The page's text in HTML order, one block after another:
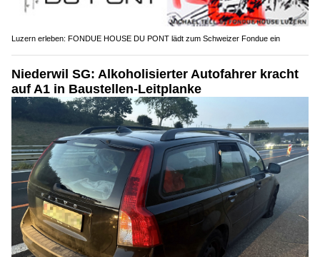
Luzern erleben: FONDUE HOUSE DU PONT lädt zum Schweizer Fondue ein
Niederwil SG: Alkoholisierter Autofahrer kracht
auf A1 in Baustellen-Leitplanke